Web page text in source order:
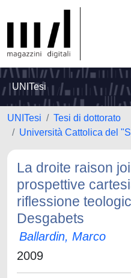
UNITesi
UNITesi
Tesi di dottorato
Università Cattolica del
La droite raison
prospettive
riflessione
Desgabets
Ballardin, Marco
2009